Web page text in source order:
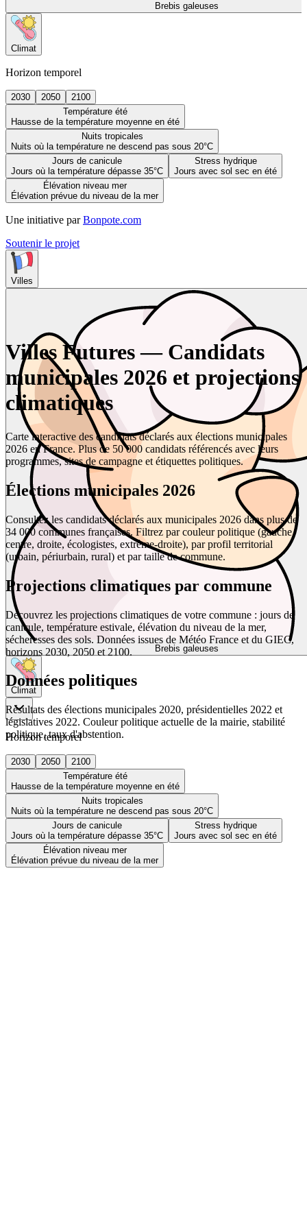
Brebis galeuses
Climat
Horizon temporel
2030 2050
2100
Température été
Hausse de la température moyenne en été
Nuits tropicales
Nuits où la température ne descend pas sous 20°C
Jours de canicule
Jours où la température dépasse 35°C
Stress hydrique
Jours avec sol sec en été
Élévation niveau mer
Élévation prévue du niveau de la mer
Une initiative par Bonpote.com
Soutenir le projet
Villes
Brebis galeuses
Climat
Horizon temporel
2030 2050
2100
Température été
Hausse de la température moyenne en été
Nuits tropicales
Nuits où la température ne descend pas sous 20°C
Jours de canicule
Jours où la température dépasse 35°C
Stress hydrique
Jours avec sol sec en été
Élévation niveau mer
Élévation prévue du niveau de la mer
Villes Futures — Candidats
municipales 2026 et projections
climatiques
Carte interactive des candidats déclarés aux élections municipales
2026 en France. Plus de 50 000 candidats référencés avec leurs
programmes, sites de campagne et étiquettes politiques.
Élections municipales 2026
Consultez les candidats déclarés aux municipales 2026 dans plus de
34 000 communes françaises. Filtrez par couleur politique (gauche,
centre, droite, écologistes, extrême-droite), par profil territorial
(urbain, périurbain, rural) et par taille de commune.
Projections climatiques par commune
Découvrez les projections climatiques de votre commune : jours de
canicule, température estivale, élévation du niveau de la mer,
sécheresses des sols. Données issues de Météo France et du GIEC,
horizons 2030, 2050 et 2100.
Données politiques
Résultats des élections municipales 2020, présidentielles 2022 et
législatives 2022. Couleur politique actuelle de la mairie, stabilité
politique, taux d'abstention.